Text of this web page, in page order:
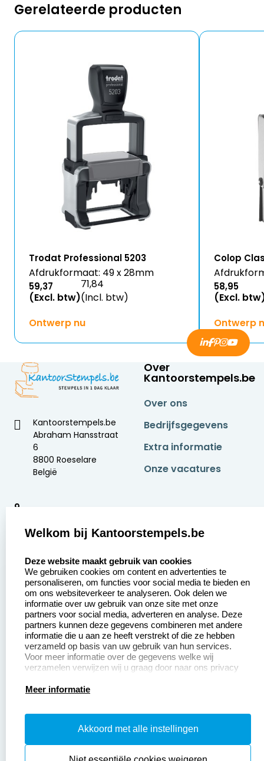
Gerelateerde producten
Trodat Professional 5203
Afdrukformaat: 49 x 28mm
59,37
(Excl. btw)
71,84
(Incl. btw)
Ontwerp nu
Colop
58,95
(Excl.
Ontwerp
Kantoorstempels.be
Abraham Hansstraat
6
8800 Roeselare
België
9
Over
Kantoorstempels.be
Over ons
Bedrijfsgegevens
Extra informatie
Onze vacatures
Aanvraag op maat
Betaling &
Verzending
Wederverkoper
worden
Contact opnemen
Veel gestelde vragen
Retourneren
Herroepingsrecht
Productinformatie:
Instructiepagina
Aanleverspecificaties
Welkom bij Kantoorstempels.be
Deze website maakt gebruik van cookies
We gebruiken cookies om content en advertenties te
personaliseren, om functies voor social media te bieden en
om ons websiteverkeer te analyseren. Ook delen we
informatie over uw gebruik van onze site met onze
partners voor social media, adverteren en analyse. Deze
partners kunnen deze gegevens combineren met andere
informatie die u aan ze heeft verstrekt of die ze hebben
verzameld op basis van uw gebruik van hun services.
Voor meer informatie over de gegevens welke wij
verzamelen verwijzen wij u graag door naar ons privacy
Meer informatie
Akkoord met alle instellingen